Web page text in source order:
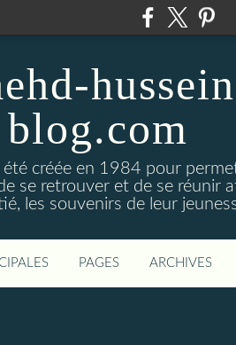
blog.com
créée en 1984 pour
se retrouver et de se réunir
les souvenirs de leur
PAGES ARCHIVES